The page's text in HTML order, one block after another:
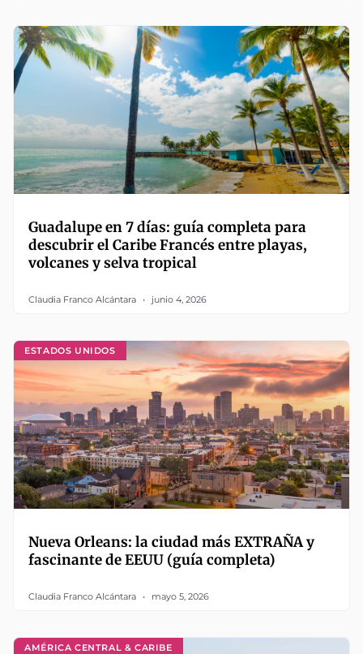
Guadalupe en 7 días: guía completa para
descubrir el Caribe Francés entre playas,
volcanes y selva tropical
Claudia Franco Alcántara junio 4, 2026
ESTADOS UNIDOS
Nueva Orleans: la ciudad más EXTRAÑA y
fascinante de EEUU (guía completa)
Claudia Franco Alcántara mayo 5, 2026
AMÉRICA CENTRAL & CARIBE